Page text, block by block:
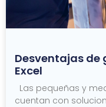
Desventajas de
Excel
Las pequeñas y
cuentan con